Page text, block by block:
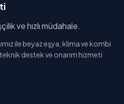
ve hızlı müdahale.
ile beyaz eşya, klima ve kombi
destek ve onarım hizmeti